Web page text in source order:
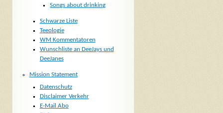
Songs about drinking
Schwarze Liste
Teeologie
WM Kommentatoren
Wunschliste an DeeJays und
DeeJanes
Mission Statement
Datenschutz
Disclaimer Verkehr
E-Mail Abo